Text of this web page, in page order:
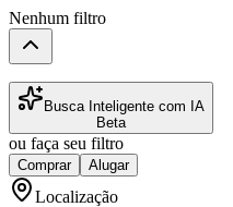
Nenhum filtro
Busca Inteligente com IA
Beta
ou faça seu filtro
Comprar Alugar
Localização